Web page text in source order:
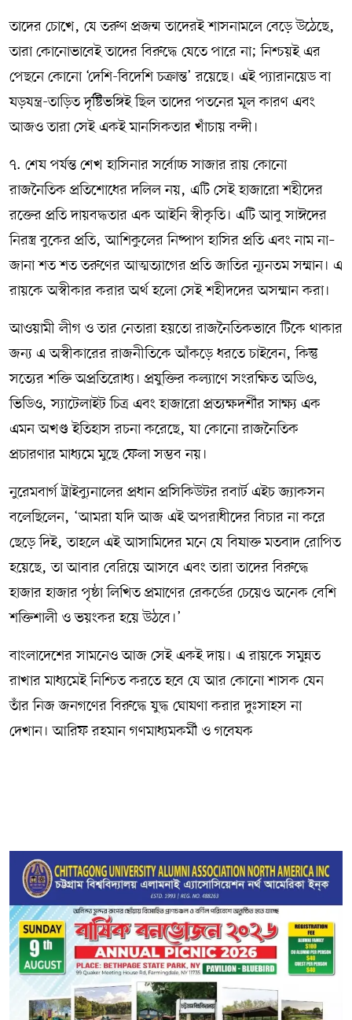
তাদের চোখে, যে তরুণ প্রজন্ম তাদেরই শাসনামলে বেড়ে উঠেছে,
তারা কোনোভাবেই তাদের বিরুদ্ধে যেতে পারে না; নিশ্চয়ই এর
পেছনে কোনো ‘দেশি-বিদেশি চক্রান্ত’ রয়েছে। এই প্যারানয়েড বা
ষড়যন্ত্র-তাড়িত দৃষ্টিভঙ্গিই ছিল তাদের পতনের মূল কারণ এবং
আজও তারা সেই একই মানসিকতার খাঁচায় বন্দী।
৭. শেষ পর্যন্ত শেখ হাসিনার সর্বোচ্চ সাজার রায় কোনো
রাজনৈতিক প্রতিশোধের দলিল নয়, এটি সেই হাজারো শহীদের
রক্তের প্রতি দায়বদ্ধতার এক আইনি স্বীকৃতি। এটি আবু সাঈদের
নিরস্ত্র বুকের প্রতি, আশিকুলের নিষ্পাপ হাসির প্রতি এবং নাম না–
জানা শত শত তরুণের আত্মত্যাগের প্রতি জাতির ন্যূনতম সম্মান। এ
রায়কে অস্বীকার করার অর্থ হলো সেই শহীদদের অসম্মান করা।
আওয়ামী লীগ ও তার নেতারা হয়তো রাজনৈতিকভাবে টিকে থাকার
জন্য এ অস্বীকারের রাজনীতিকে আঁকড়ে ধরতে চাইবেন, কিন্তু
সত্যের শক্তি অপ্রতিরোধ্য। প্রযুক্তির কল্যাণে সংরক্ষিত অডিও,
ভিডিও, স্যাটেলাইট চিত্র এবং হাজারো প্রত্যক্ষদর্শীর সাক্ষ্য এক
এমন অখণ্ড ইতিহাস রচনা করেছে, যা কোনো রাজনৈতিক
প্রচারণার মাধ্যমে মুছে ফেলা সম্ভব নয়।
নুরেমবার্গ ট্রাইব্যুনালের প্রধান প্রসিকিউটর রবার্ট এইচ জ্যাকসন
বলেছিলেন, ‘আমরা যদি আজ এই অপরাধীদের বিচার না করে
ছেড়ে দিই, তাহলে এই আসামিদের মনে যে বিষাক্ত মতবাদ রোপিত
হয়েছে, তা আবার বেরিয়ে আসবে এবং তারা তাদের বিরুদ্ধে
হাজার হাজার পৃষ্ঠা লিখিত প্রমাণের রেকর্ডের চেয়েও অনেক বেশি
শক্তিশালী ও ভয়ংকর হয়ে উঠবে।’
বাংলাদেশের সামনেও আজ সেই একই দায়। এ রায়কে সমুন্নত
রাখার মাধ্যমেই নিশ্চিত করতে হবে যে আর কোনো শাসক যেন
তাঁর নিজ জনগণের বিরুদ্ধে যুদ্ধ ঘোষণা করার দুঃসাহস না
দেখান। আরিফ রহমান গণমাধ্যমকর্মী ও গবেষক